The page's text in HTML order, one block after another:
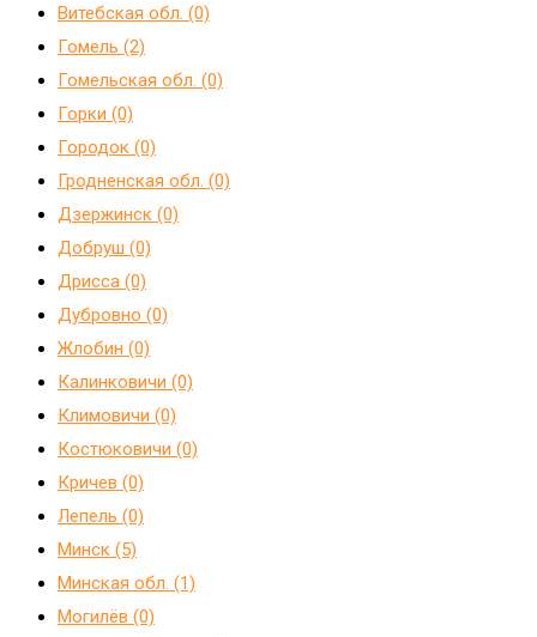
Витебская обл. (0)
Гомель (2)
Гомельская обл. (0)
Горки (0)
Городок (0)
Гродненская обл. (0)
Дзержинск (0)
Добруш (0)
Дрисса (0)
Дубровно (0)
Жлобин (0)
Калинковичи (0)
Климовичи (0)
Костюковичи (0)
Кричев (0)
Лепель (0)
Минск (5)
Минская обл. (1)
Могилёв (0)